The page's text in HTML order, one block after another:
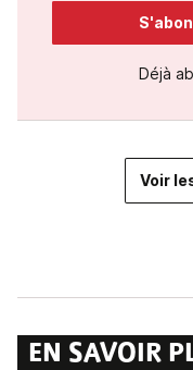
Déjà
Voir
EN SAVOIR